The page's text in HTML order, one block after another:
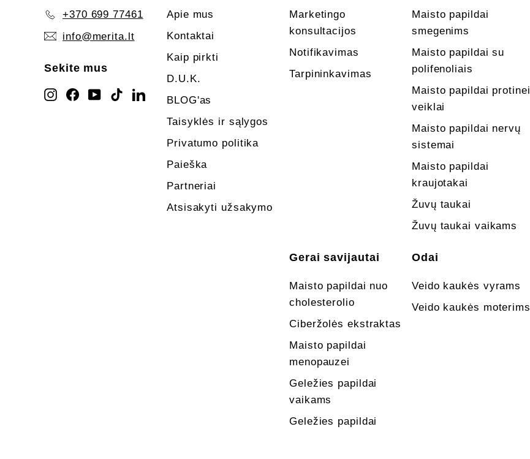
+370 699 77461
info@merita.lt
Sekite mus
InstagramFacebookYouTube
TikTokLinkedIn
Apie mus
Kontaktai
Kaip pirkti
D.U.K.
BLOG'as
Taisyklės ir sąlygos
Privatumo politika
Paieška
Partneriai
Atsisakyti užsakymo
Marketingo
konsultacijos
Notifikavimas
Tarpininkavimas
Maisto papildai
smegenims
Maisto papildai su
polifenoliais
Maisto papildai protinei
veiklai
Maisto papildai nervų
sistemai
Maisto papildai
kraujotakai
Žuvų taukai
Žuvų taukai vaikams
Gerai savijautai
Maisto papildai nuo
cholesterolio
Ciberžolės ekstraktas
Maisto papildai
menopauzei
Geležies papildai
vaikams
Geležies papildai
Odai
Veido kaukės vyrams
Veido kaukės moterims